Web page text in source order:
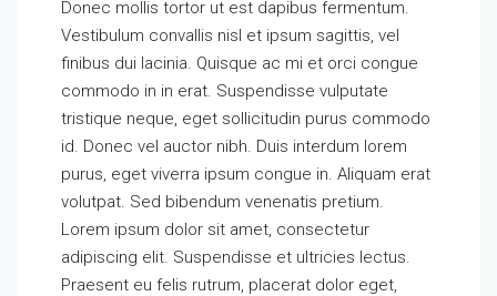
Donec mollis tortor ut est dapibus fermentum.
Vestibulum convallis nisl et ipsum sagittis, vel
finibus dui lacinia. Quisque ac mi et orci congue
commodo in in erat. Suspendisse vulputate
tristique neque, eget sollicitudin purus commodo
id. Donec vel auctor nibh. Duis interdum lorem
purus, eget viverra ipsum congue in. Aliquam erat
volutpat. Sed bibendum venenatis pretium.
Lorem ipsum dolor sit amet, consectetur
adipiscing elit. Suspendisse et ultricies lectus.
Praesent eu felis rutrum, placerat dolor eget,